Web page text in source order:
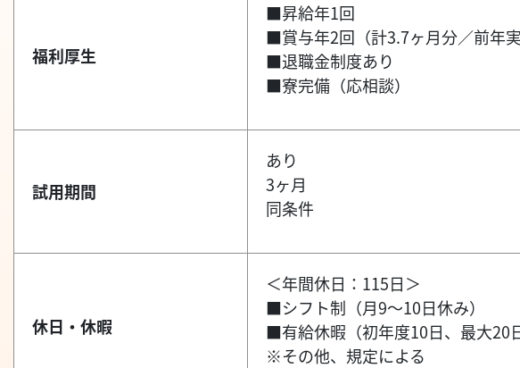
福利厚生
■昇給年1回
■賞与年2回（計3.7ヶ月分／前年実
■退職金制度あり
■寮完備（応相談）
試用期間
あり
3ヶ月
同条件
休日・休暇
＜年間休日：115日＞
■シフト制（月9～10日休み）
■有給休暇（初年度10日、最大20
※その他、規定による